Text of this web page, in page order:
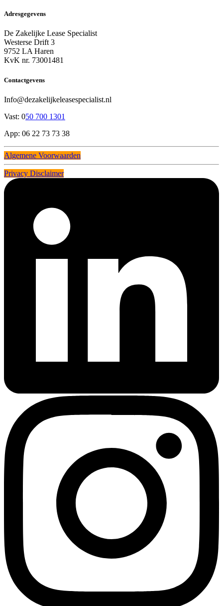
Adresgegevens
De Zakelijke Lease Specialist
Westerse Drift 3
9752 LA Haren
KvK nr. 73001481
Contactgevens
Info@dezakelijkeleasespecialist.nl
Vast: 050 700 1301
App: 06 22 73 73 38
Algemene Voorwaarden
Privacy Disclaimer